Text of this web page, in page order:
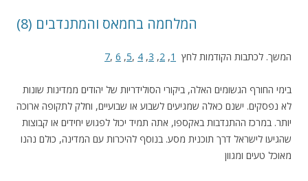
(8) המלחמה בחמאס והמתנדבים
המשך. לכתבות הקודמות לחץ 1
,
2
,
3
,
4
,
5
,
6
,
7
בימי החורף הגשומים האלה, ביקורי הסולידריות של יהודים ממדינות שונות
לא נפסקים. ישנם כאלה שמגיעים לשבוע או שבועיים, וחלק לתקופה ארוכה
יותר. במרכז ההתנדבות באקספו, אתה תמיד יכול לפגוש יחידים או קבוצות
שהגיעו לישראל דרך תוכנית מסע. בנוסף להיכרות עם המדינה, כולם נהנו
מאוכל טעים ומגוון